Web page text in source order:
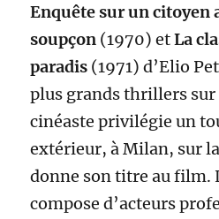
Enquête sur un citoyen
soupçon (1970) etLa
paradis (1971) d’Elio
plus grands thrillers sur
cinéaste privilégie un
extérieur, à Milan, sur
donne son titre au film.
compose d’acteurs